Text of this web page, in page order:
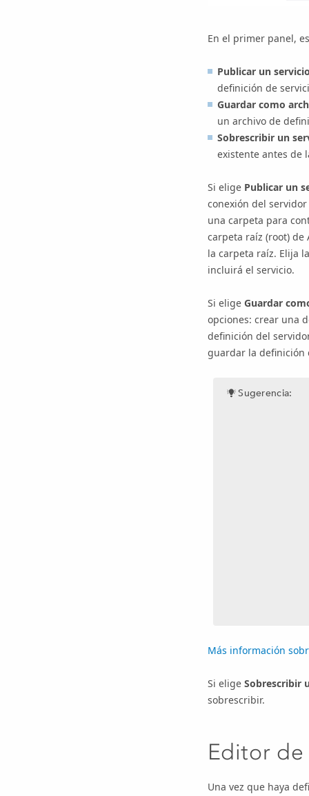
En el primer panel,
Publicar un
definición de
Guardar como
un archivo de
Sobrescribir un
existente antes de
Si elige Publicar un
conexión del
una carpeta para
carpeta raíz (root) de
la carpeta raíz. Elija
incluirá el servicio.
Si elige Guardar
opciones: crear una
definición del
guardar la definición
Sugerencia:
Más información
Si elige Sobrescribir
sobrescribir.
Editor
Una vez que haya